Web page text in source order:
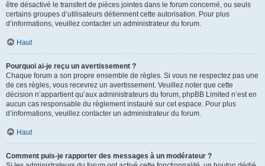
être désactivé le transfert de pièces jointes dans le forum concerné, ou seuls
certains groupes d’utilisateurs détiennent cette autorisation. Pour plus
d’informations, veuillez contacter un administrateur du forum.
Haut
Pourquoi ai-je reçu un avertissement ?
Chaque forum a son propre ensemble de règles. Si vous ne respectez pas une
de ces règles, vous recevrez un avertissement. Veuillez noter que cette
décision n’appartient qu’aux administrateurs du forum, phpBB Limited n’est en
aucun cas responsable du règlement instauré sur cet espace. Pour plus
d’informations, veuillez contacter un administrateur du forum.
Haut
Comment puis-je rapporter des messages à un modérateur ?